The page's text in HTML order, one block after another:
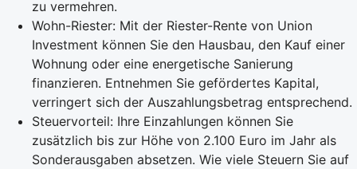
zu vermehren.
Wohn-Riester: Mit der Riester-Rente von Union
Investment können Sie den Hausbau, den Kauf einer
Wohnung oder eine energetische Sanierung
finanzieren. Entnehmen Sie gefördertes Kapital,
verringert sich der Auszahlungsbetrag entsprechend.
Steuervorteil: Ihre Einzahlungen können Sie
zusätzlich bis zur Höhe von 2.100 Euro im Jahr als
Sonderausgaben absetzen. Wie viele Steuern Sie auf